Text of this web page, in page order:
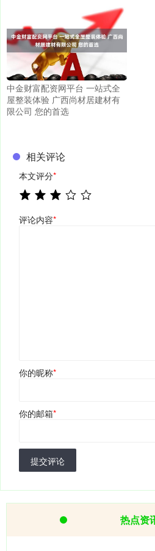
中金财富配资网平台 一站式全
屋整装体验 广西尚材居建材有
限公司 您的首选
相关评论
本文评分*
评论内容*
你的昵称*
你的邮箱*
提交评论
热点资